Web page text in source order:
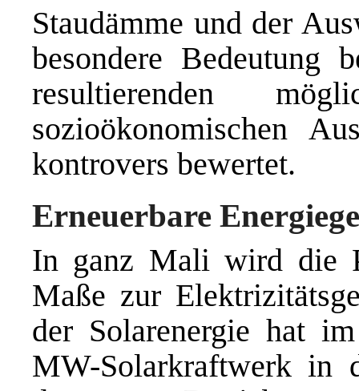
Staudämme und der
besondere Bedeutung
resultierenden
sozioökonomischen
kontrovers bewertet.
Erneuerbare
In ganz Mali wird die
Maße zur
der Solarenergie hat
MW-Solarkraftwerk in